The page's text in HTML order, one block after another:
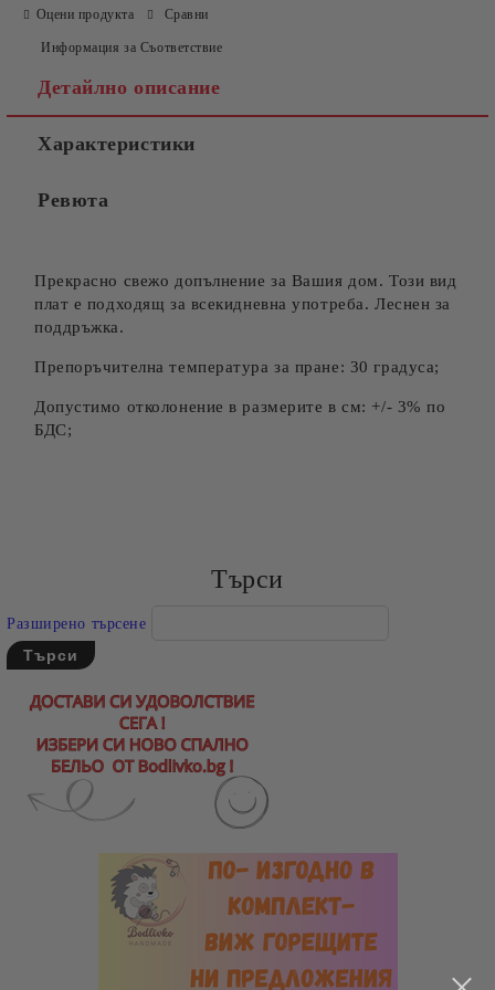
Оцени продукта Сравни
Информация за Съответствие
Детайлно описание
Характеристики
Ревюта
Прекрасно свежо допълнение за Вашия дом. Този вид
плат е подходящ за всекидневна употреба. Леснен за
поддръжка.
Препоръчителна температура за пране: 30 градуса;
Допустимо отколонение в размерите в см: +/- 3% по
БДС;
Търси
Разширено търсене